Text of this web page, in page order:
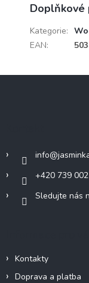
Kategorie:
EAN:
info@
+420 739
Sledujte nás
Kontakty
Doprava a platba